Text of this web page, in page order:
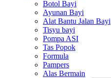
Botol Bayi
Ayunan Bayi
Alat Bantu Jalan Bayi
Tisyu bayi
Pompa ASI
Tas Popok
Formula
Pampers
Alas Bermain